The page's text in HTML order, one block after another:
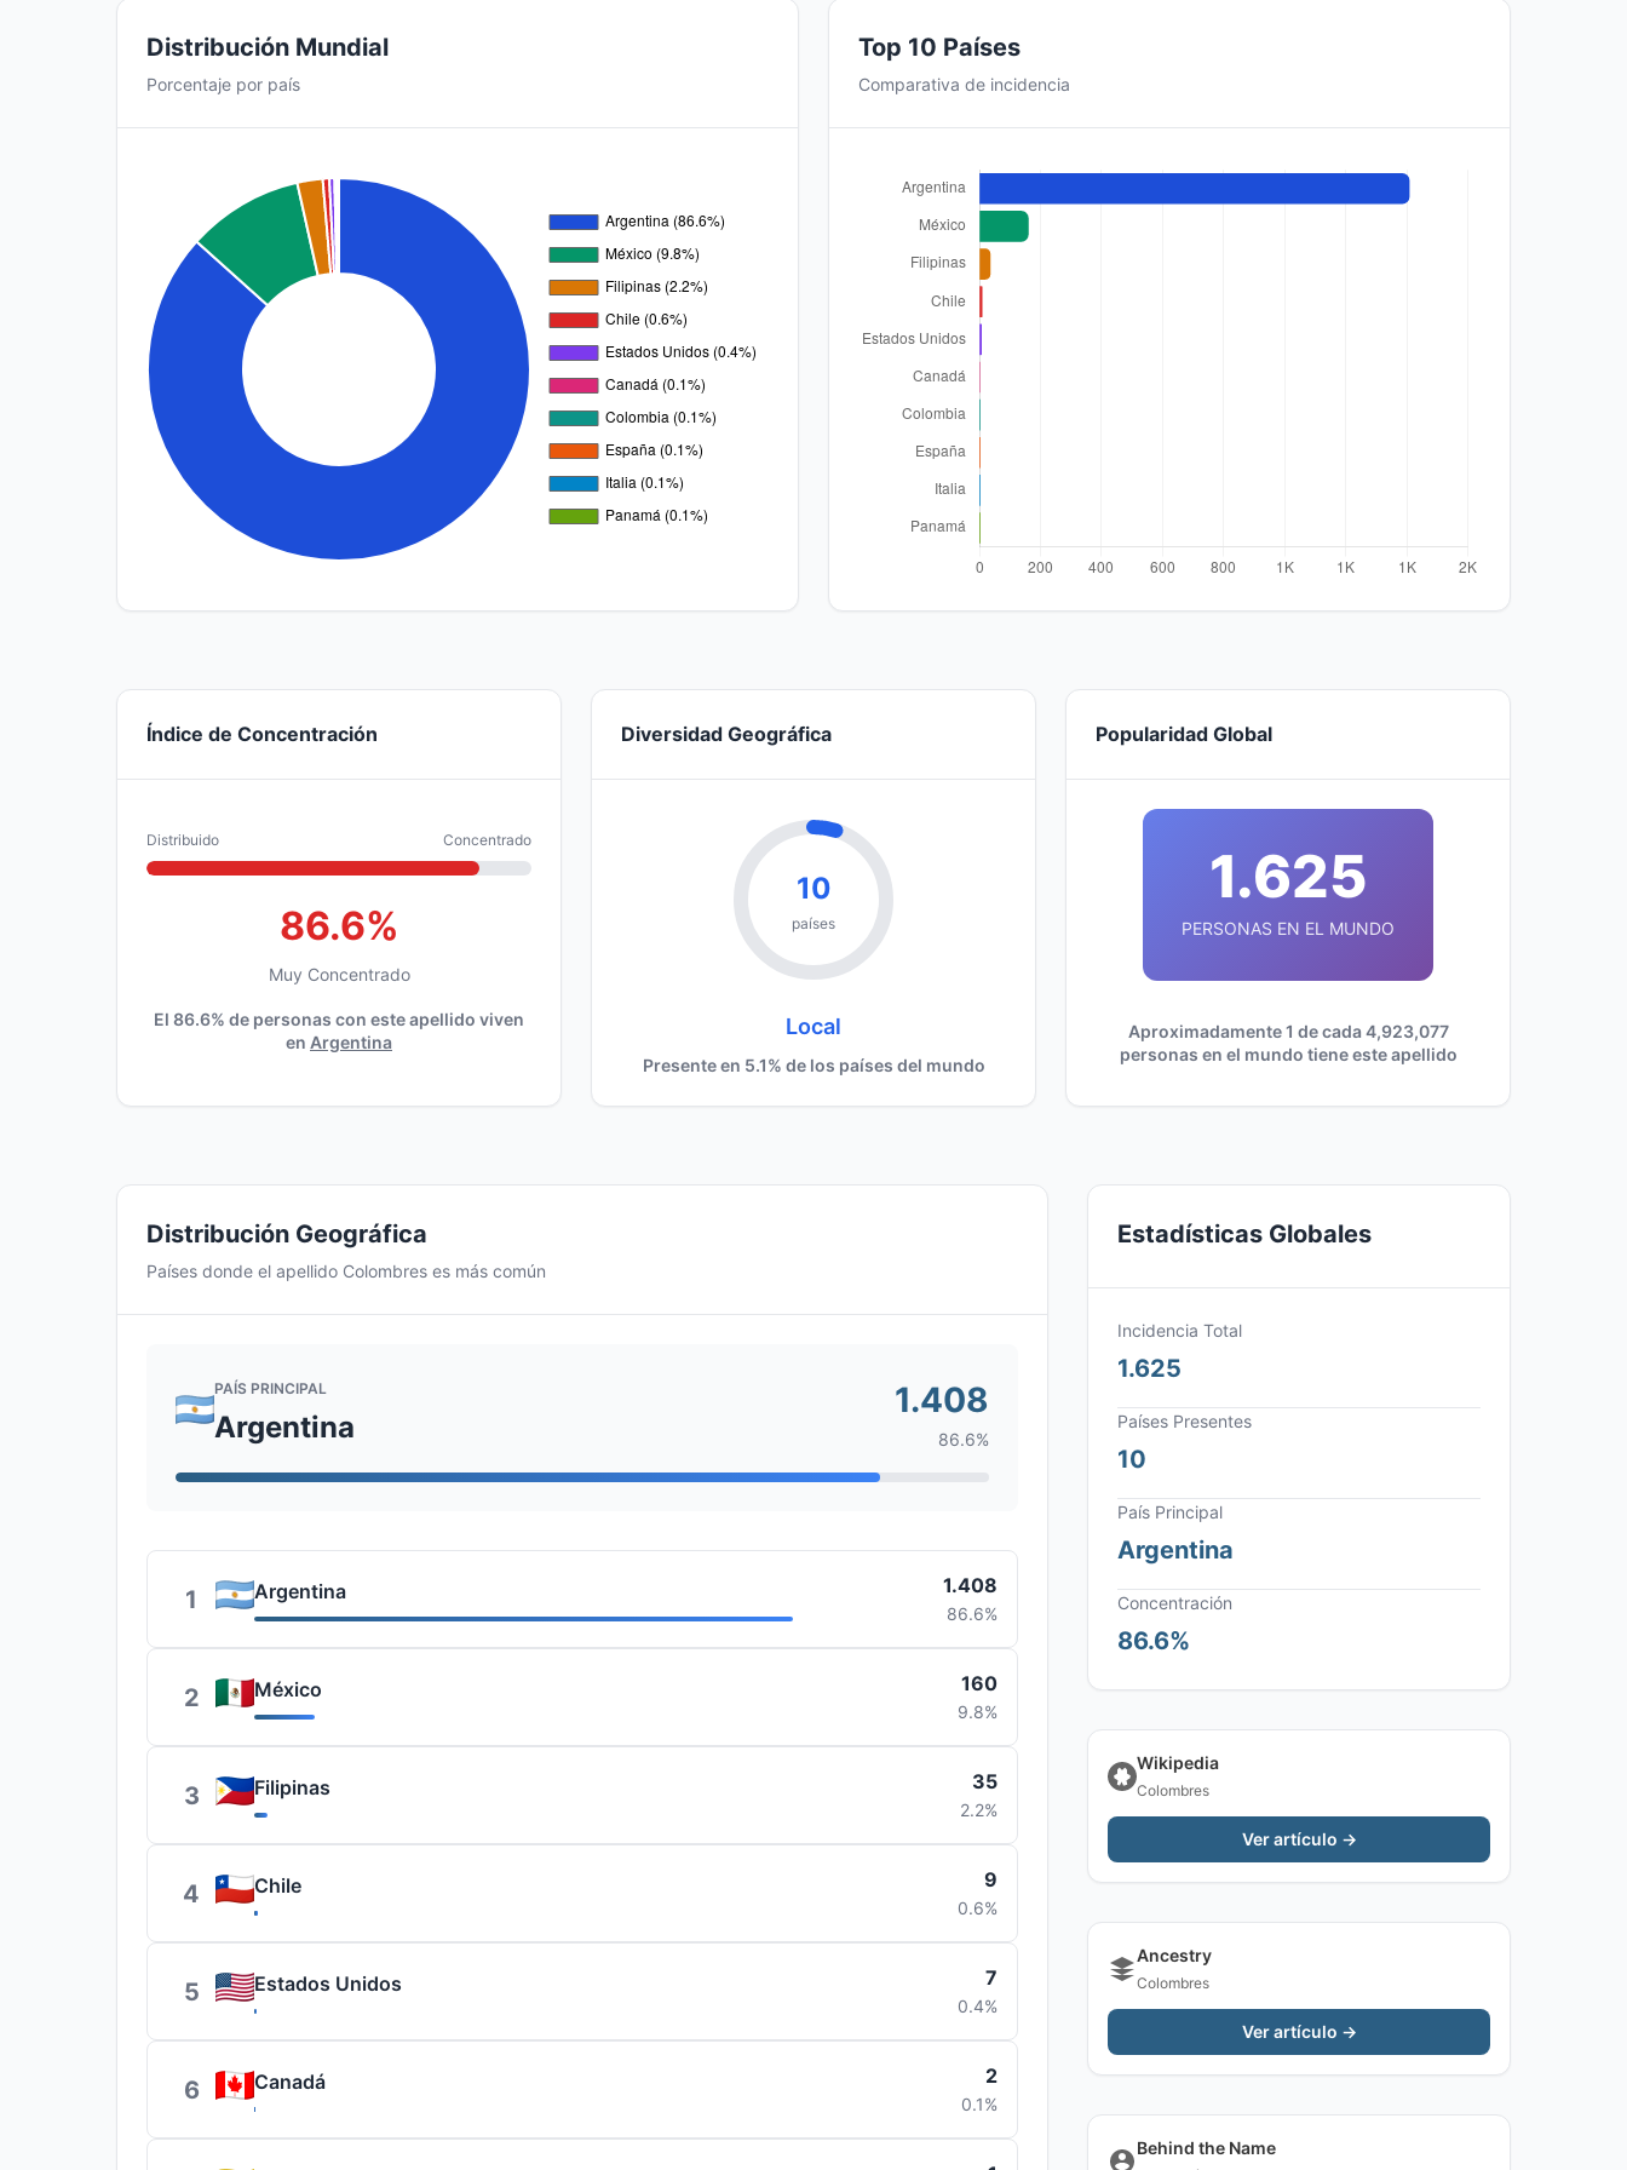
Distribución Mundial
Porcentaje por país
Top 10 Países
Comparativa de incidencia
Índice de Concentración
Distribuido Concentrado
86.6%
Muy Concentrado
El 86.6% de personas con este apellido viven
en Argentina
Diversidad Geográfica
10
países
Local
Presente en 5.1% de los países del mundo
Popularidad Global
1.625
PERSONAS EN EL MUNDO
Aproximadamente 1 de cada 4,923,077
personas en el mundo tiene este apellido
Distribución Geográfica
Países donde el apellido Colombres es más común
PAÍS PRINCIPAL
Argentina
1.408
86.6%
1 Argentina 1.408
86.6%
2 México 160
9.8%
3 Filipinas 35
2.2%
4 Chile 9
0.6%
5 Estados Unidos 7
0.4%
6 Canadá 2
0.1%
Estadísticas Globales
Incidencia Total
1.625
Países Presentes
10
País Principal
Argentina
Concentración
86.6%
Wikipedia
Colombres
Ver artículo →
Ancestry
Colombres
Ver artículo →
Behind the Name